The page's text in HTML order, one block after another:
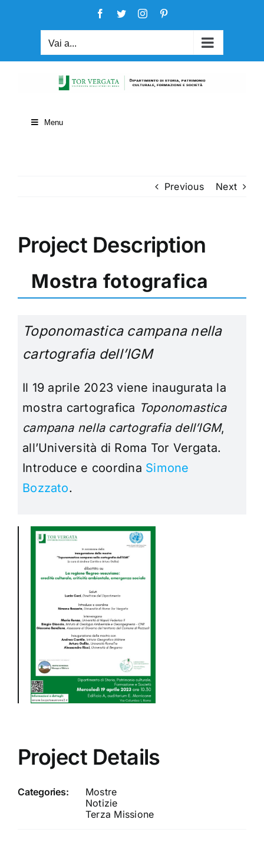
Facebook
TwitterInstagram
Vai a...
Menu
Previous Next
Project Description
Mostra fotografica
Toponomastica campana nella
cartografia dell’IGM
Il 19 aprile 2023 viene inaugurata la
mostra cartografica Toponomastica
campana nella cartografia dell’IGM,
all’Università di Roma Tor Vergata.
Introduce e coordina Simone
Bozzato.
Project Details
Categories:
Mostre
Notizie
Terza Missione